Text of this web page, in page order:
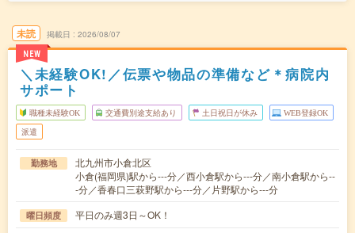
未読
NEW
掲載日 2026/08/07
＼未経験OK!／伝票や物品の準備など＊病院内
サポート
職種未経験OK 交通費別途支給あり 土日祝日が休み WEB登録OK
派遣
勤務地
北九州市小倉北区
小倉(福岡県)駅から---分／西小倉駅から---分／南小倉駅から--
-分／香春口三萩野駅から---分／片野駅から---分
曜日頻度 平日のみ週3日～OK！